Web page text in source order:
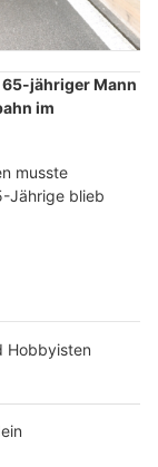
jähriger Mann
im
musste
Jährige blieb